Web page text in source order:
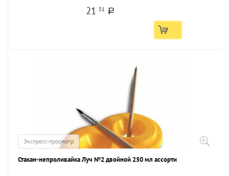
21 51 a
Экспресс-просмотр
Стакан-непроливайка Луч №2 двойной 250 мл ассорти